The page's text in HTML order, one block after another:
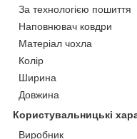
За технологією пошиття
Наповнювач ковдри
Матеріал чохла
Колір
Ширина
Довжина
Користувальницькі
Виробник